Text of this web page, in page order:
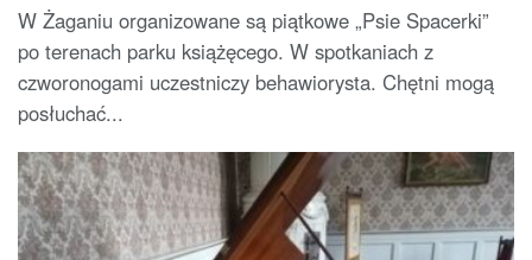
W Żaganiu organizowane są piątkowe „Psie Spacerki”
po terenach parku książęcego. W spotkaniach z
czworonogami uczestniczy behawiorysta. Chętni mogą
posłuchać...